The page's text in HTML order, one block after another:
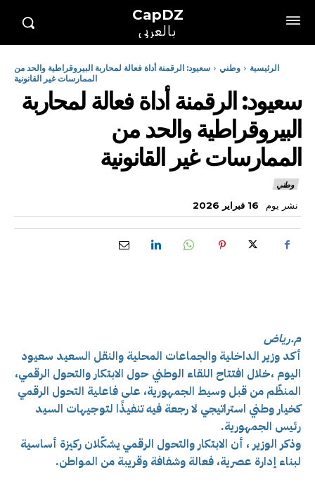
CapDZ
بالعربي
الرئيسية وطني
سعيود: الرقمنة أداة فعالة لمحاربة البيروقراطية والحد من
الممارسات غير القانونية
سعيود: الرقمنة أداة فعالة لمحاربة
البيروقراطية والحد من
الممارسات غير القانونية
وطني
نشر يوم 16 فبراير 2026
م.رياض
أكد وزير الداخلية والجماعات المحلية والنقل السعيد سعيود
اليوم ،خلال افتتاح اللقاء الوطني حول الابتكار والتحول الرقمي،
المنظّم من قبل وسيط الجمهورية، على فاعلية التحول الرقمي
كخيار وطني استراتيجي لا رجعة فيه تنفيذًا لتوجيهات السيد
رئيس الجمهورية.
وذكر الوزير ، أن الابتكار والتحول الرقمي يشكّلان ركيزة أساسية
لبناء إدارة عصرية، فعالة وشفافة وقريبة من المواطن.